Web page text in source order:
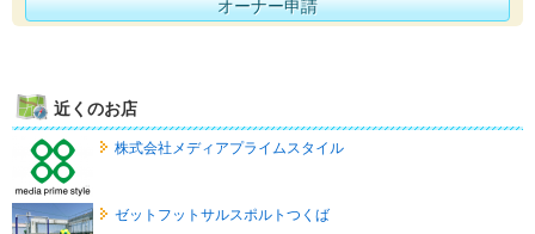
オーナー申請
近くのお店
株式会社メディアプライムスタイル
ゼットフットサルスポルトつくば